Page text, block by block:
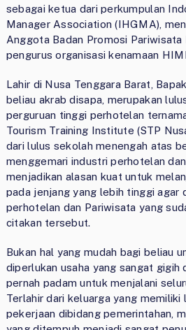
sebagai ketua dari perkumpulan
Manager Association (IHGMA),
Anggota Badan Promosi Pariwisata
pengurus organisasi kenamaan
Lahir di Nusa Tenggara Barat,
beliau akrab disapa, merupakan
perguruan tinggi perhotelan
Tourism Training Institute (STP
dari lulus sekolah menengah atas
menggemari industri perhotelan
menjadikan alasan kuat untuk
pada jenjang yang lebih tinggi agar
perhotelan dan Pariwisata yang
citakan tersebut.
Bukan hal yang mudah bagi beliau
diperlukan usaha yang sangat gigih
pernah padam untuk menjalani
Terlahir dari keluarga yang memiliki
pekerjaan dibidang pemerintahan,